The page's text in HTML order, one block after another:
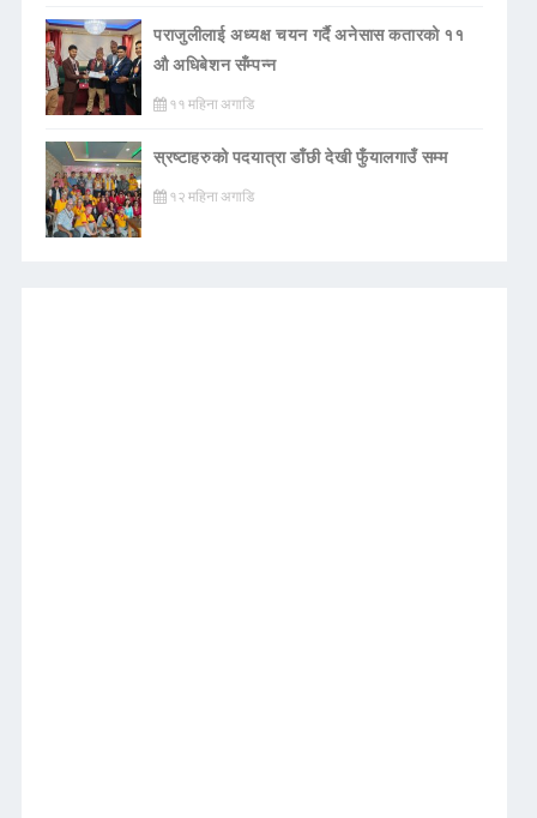
पराजुलीलाई अध्यक्ष चयन गर्दै अनेसास कतारको ११
औ अधिबेशन सँम्पन्न
११ महिना अगाडि
स्रष्टाहरुको पदयात्रा डाँछी देखी फुँयालगाउँ सम्म
१२ महिना अगाडि